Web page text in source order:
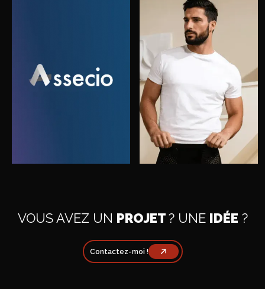
VOUS AVEZ UN PROJET? UNE IDÉE ?
Contactez-moi !